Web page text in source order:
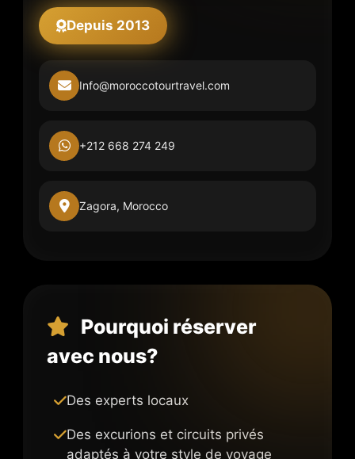
Depuis 2013
Info@moroccotourtravel.com
+212 668 274 249
Zagora, Morocco
Pourquoi réserver
avec nous?
Des experts locaux
Des excurions et circuits privés
adaptés à votre style de voyage